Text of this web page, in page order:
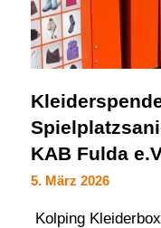
KAB Fulda
5. März 2026
Kolping